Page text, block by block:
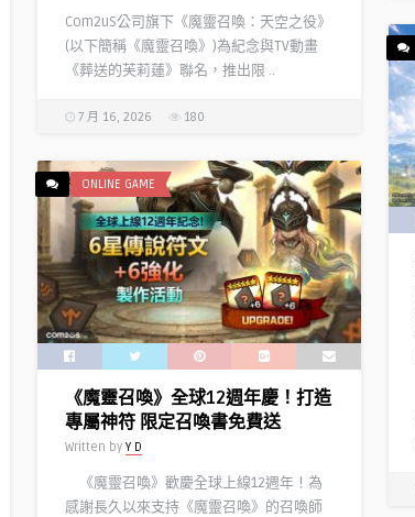
Com2uS公司旗下《魔靈召喚：天空之役》
(以下簡稱《魔靈召喚》)為紀念與TV動畫
《葬送的芙莉蓮》聯名，推出限 ..
7 月 16, 2026 180
ONLINE GAME
《魔靈召喚》全球12週年慶！打造
專屬神符 限定召喚書免費送
Written by Y D
《魔靈召喚》歡慶全球上線12週年！為
感謝長久以來支持《魔靈召喚》的召喚師